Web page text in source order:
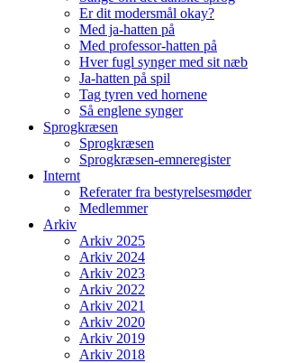
Er dit modersmål okay?
Med ja-hatten på
Med professor-hatten på
Hver fugl synger med sit næb
Ja-hatten på spil
Tag tyren ved hornene
Så englene synger
Sprogkræsen
Sprogkræsen
Sprogkræsen-emneregister
Internt
Referater fra bestyrelsesmøder
Medlemmer
Arkiv
Arkiv 2025
Arkiv 2024
Arkiv 2023
Arkiv 2022
Arkiv 2021
Arkiv 2020
Arkiv 2019
Arkiv 2018